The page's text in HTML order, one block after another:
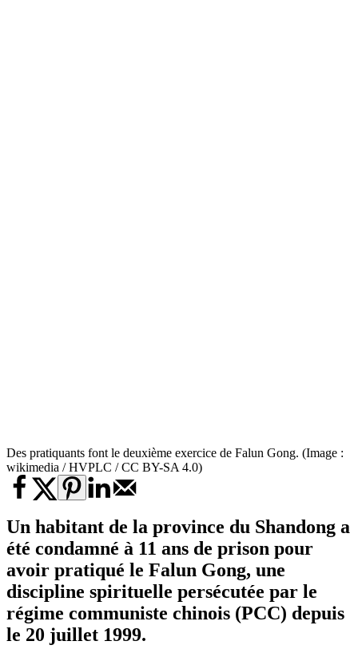
Des pratiquants font le deuxième exercice de Falun Gong. (Image :
wikimedia / HVPLC / CC BY-SA 4.0)
Un habitant de la province du Shandong a
été condamné à 11 ans de prison pour
avoir pratiqué le Falun Gong, une
discipline spirituelle persécutée par le
régime communiste chinois (PCC) depuis
le 20 juillet 1999.